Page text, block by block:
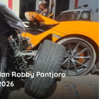
Robby Pantjoro